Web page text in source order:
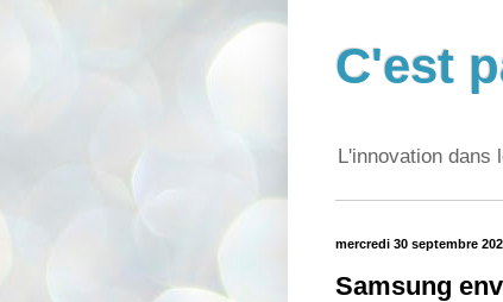
C'est
L'innovation
mercredi 30 septembre
Samsung